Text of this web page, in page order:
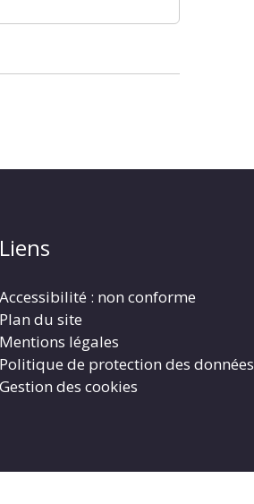
Liens
Accessibilité : non conforme
Plan du site
Mentions légales
Politique de protection des données
Gestion des cookies